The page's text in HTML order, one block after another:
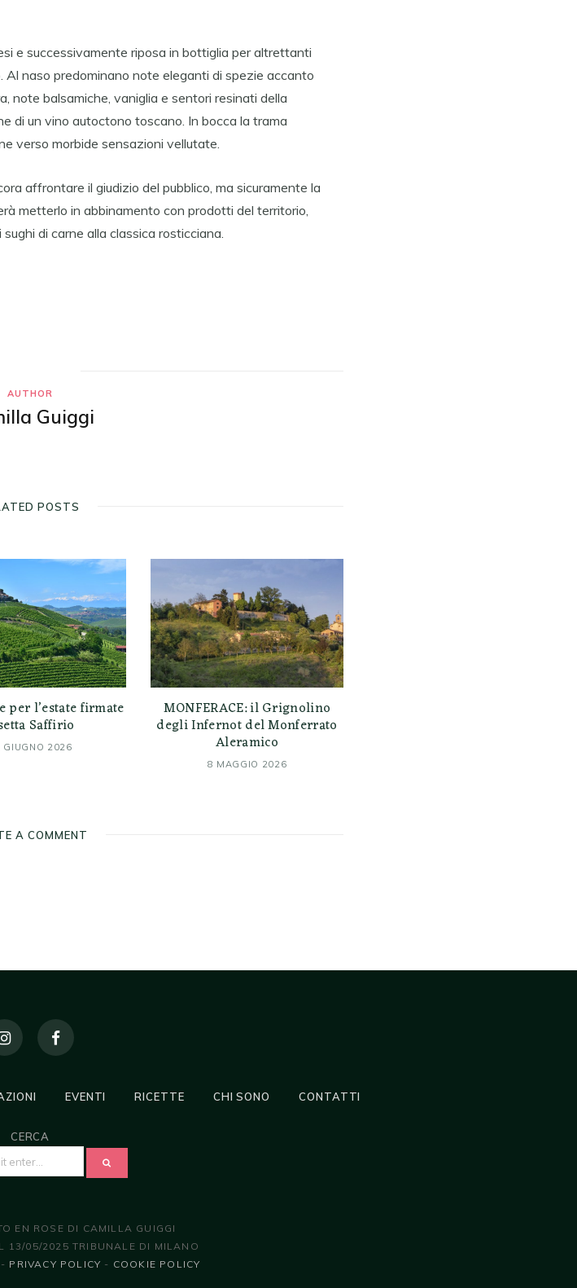
e successivamente riposa in bottiglia per altrettanti
Al naso predominano note eleganti di spezie accanto
note balsamiche, vaniglia e sentori resinati della
di un vino autoctono toscano. In bocca la trama
verso morbide sensazioni vellutate.
affrontare il giudizio del pubblico, ma sicuramente la
metterlo in abbinamento con prodotti del territorio,
di carne alla classica rosticciana.
AUTHOR
Guiggi
POSTS
per l’estate firmate
Saffirio
GIUGNO 2026
MONFERACE: il Grignolino
degli Infernot del Monferrato
Aleramico
8 MAGGIO 2026
A COMMENT
EVENTI RICETTE CHI SONO CONTATTI
CERCA
EN ROSE DI CAMILLA GUIGGI
13/05/2025 TRIBUNALE DI MILANO
PRIVACY POLICY - COOKIE POLICY